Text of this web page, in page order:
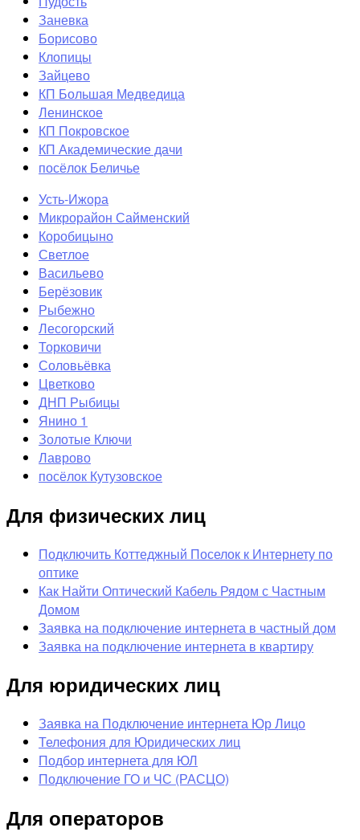
Заневка
Борисово
Клопицы
Зайцево
КП Большая Медведица
Ленинское
КП Покровское
КП Академические дачи
посёлок Беличье
Усть-Ижора
Микрорайон Сайменский
Коробицыно
Светлое
Васильево
Берёзовик
Рыбежно
Лесогорский
Торковичи
Соловьёвка
Цветково
ДНП Рыбицы
Янино 1
Золотые Ключи
Лаврово
посёлок Кутузовское
Для физических лиц
Подключить Коттеджный Поселок к Интернету по
оптике
Как Найти Оптический Кабель Рядом с Частным
Домом
Заявка на подключение интернета в частный дом
Заявка на подключение интернета в квартиру
Для юридических лиц
Заявка на Подключение интернета Юр Лицо
Телефония для Юридических лиц
Подбор интернета для ЮЛ
Подключение ГО и ЧС (РАСЦО)
Для операторов